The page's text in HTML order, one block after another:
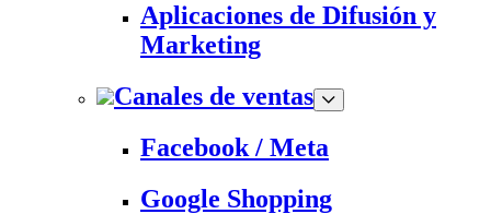
Aplicaciones de Difusión y
Marketing
Canales de ventas
Facebook / Meta
Google Shopping